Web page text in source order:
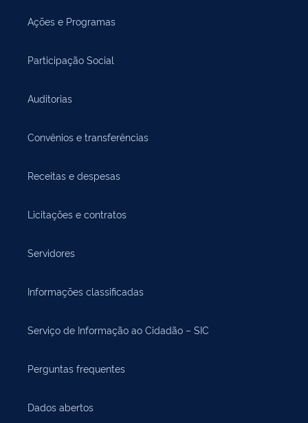
Ações e Programas
Participação Social
Auditorias
Convênios e transferências
Receitas e despesas
Licitações e contratos
Servidores
Informações classificadas
Serviço de Informação ao Cidadão – SIC
Perguntas frequentes
Dados abertos